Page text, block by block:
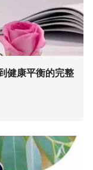
健康平衡的完整